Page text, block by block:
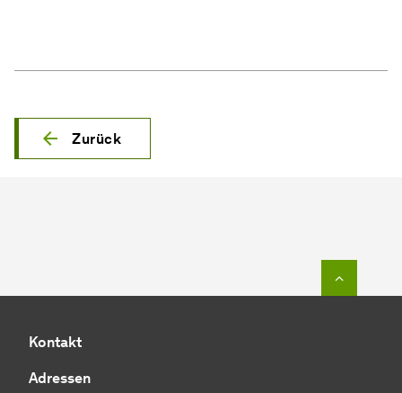
Zurück
Kontakt
Adressen